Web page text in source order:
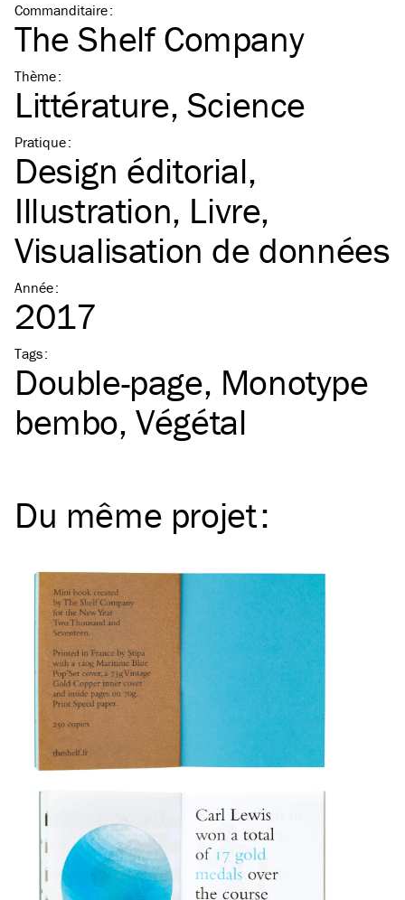
Commanditaire:
The Shelf Company
Thème:
Littérature Science
Pratique:
Design éditorial
Illustration Livre
Visualisation de données
Année:
2017
Tags:
Double-page Monotype
bembo Végétal
Du même projet: